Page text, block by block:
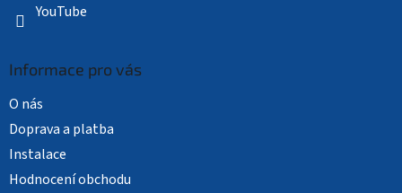
YouTube
Informace pro vás
O nás
Doprava a platba
Instalace
Hodnocení obchodu